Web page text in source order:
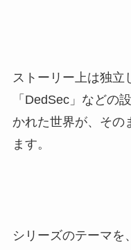
ストーリー上は独立
「DedSec」などの
かれた世界が、その
ます。
シリーズのテーマを